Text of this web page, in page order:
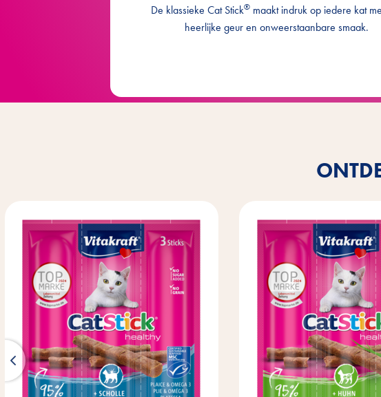
De klassieke Cat Stick® maakt indruk op iedere kat
heerlijke geur en onweerstaanbare smaak.